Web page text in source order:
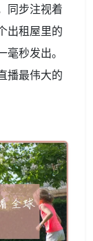
同步注视着
出租屋里的
秒发出。
播最伟大的